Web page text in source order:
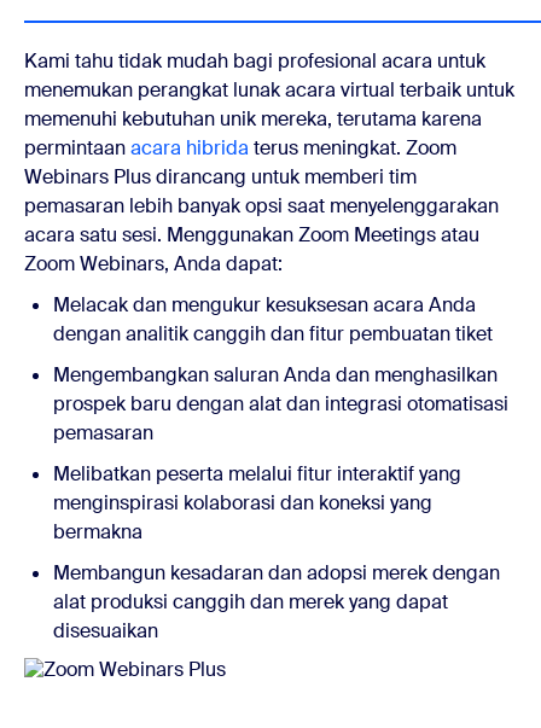
Kami tahu tidak mudah bagi profesional acara untuk
menemukan perangkat lunak acara virtual terbaik untuk
memenuhi kebutuhan unik mereka, terutama karena
permintaanacara hibrida terus meningkat. Zoom
Webinars Plus dirancang untuk memberi tim
pemasaran lebih banyak opsi saat menyelenggarakan
acara satu sesi. Menggunakan Zoom Meetings atau
Zoom Webinars, Anda dapat:
Melacak dan mengukur kesuksesan acara Anda
dengan analitik canggih dan fitur pembuatan tiket
Mengembangkan saluran Anda dan menghasilkan
prospek baru dengan alat dan integrasi otomatisasi
pemasaran
Melibatkan peserta melalui fitur interaktif yang
menginspirasi kolaborasi dan koneksi yang
bermakna
Membangun kesadaran dan adopsi merek dengan
alat produksi canggih dan merek yang dapat
disesuaikan